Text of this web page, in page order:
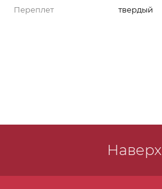
Переплет
твердый
Наверх